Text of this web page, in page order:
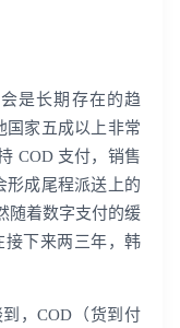
是长期存在的趋
国家五成以上非常
COD 支付，销售
形成尾程派送上的
着数字支付的缓
接下来两三年，韩
，COD（货到付